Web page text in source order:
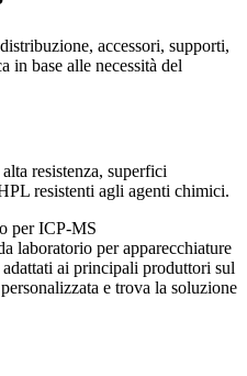
accessori, supporti,
in base alle necessità del
resistenza, superfici
resistenti agli agenti chimici.
per ICP-MS
laboratorio per apparecchiature
ai principali produttori sul
e trova la soluzione